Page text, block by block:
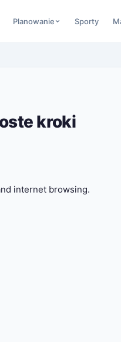
Planowanie Sporty
kroki